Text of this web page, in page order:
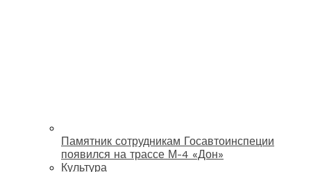
Памятник сотрудникам Госавтоинспеции
появился на трассе М-4 «Дон»
Культура